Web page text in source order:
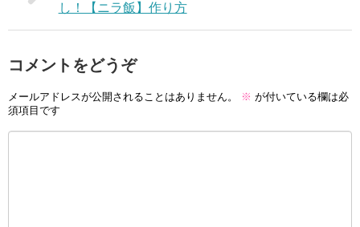
し！【ニラ飯】作り方
コメントをどうぞ
メールアドレスが公開されることはありません。 ※ が付いている欄は必
須項目です